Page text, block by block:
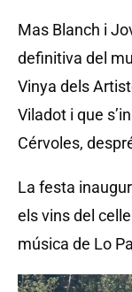
Mas Blanch i
definitiva del
Vinya dels
Viladot i que
Cérvoles,
La festa
els vins del
música de Lo